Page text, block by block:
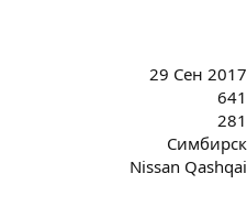
29 Сен 2017
641
281
Симбирск
Nissan Qashqai